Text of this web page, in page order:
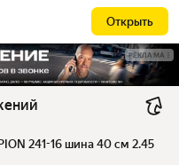
Открыть
РЕКЛАМА
241-16 шина 40 см 2.45